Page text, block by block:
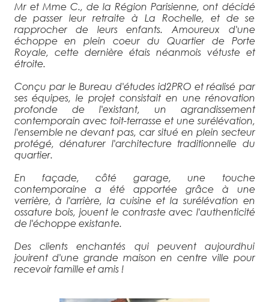
Mr et Mme C., de la Région Parisienne, ont décidé
de passer leur retraite à La Rochelle, et de se
rapprocher de leurs enfants. Amoureux d'une
échoppe en plein coeur du Quartier de Porte
Royale, cette dernière étais néanmois vétuste et
étroite.
Conçu par le Bureau d'études id2PRO et réalisé par
ses équipes, le projet consistait en une rénovation
profonde de l'existant, un agrandissement
contemporain avec toit-terrasse et une surélévation,
l'ensemble ne devant pas, car situé en plein secteur
protégé, dénaturer l'architecture traditionnelle du
quartier.
En façade, côté garage, une touche
contemporaine a été apportée grâce à une
verrière, à l'arrière, la cuisine et la surélévation en
ossature bois, jouent le contraste avec l'authenticité
de l'échoppe existante.
Des clients enchantés qui peuvent aujourdhui
jouirent d'une grande maison en centre ville pour
recevoir famille et amis !